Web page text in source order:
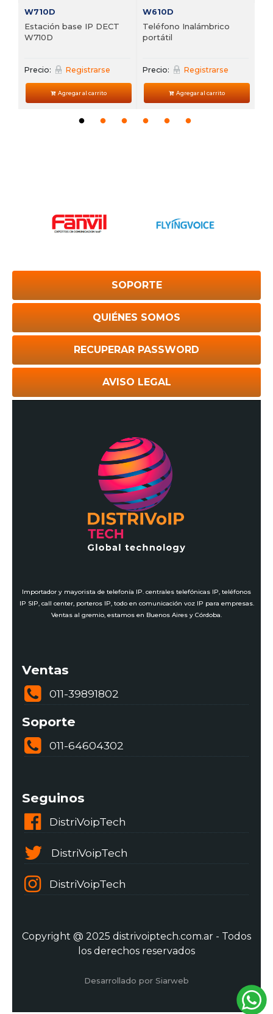
W710D
Estación base IP DECT
W710D
Precio: Registrarse
Agregar al carrito
W610D
Teléfono Inalámbrico
portátil
Precio: Registrarse
Agregar al carrito
SOPORTE
QUIÉNES SOMOS
RECUPERAR PASSWORD
AVISO LEGAL
Importador y mayorista de telefonía IP. centrales telefónicas IP, teléfonos
IP SIP, call center, porteros IP, todo en comunicación voz IP para empresas.
Ventas al gremio, estamos en Buenos Aires y Córdoba.
Ventas
011-39891802
Soporte
011-64604302
Seguinos
DistriVoipTech
DistriVoipTech
DistriVoipTech
Copyright @ 2025 distrivoiptech.com.ar - Todos
los derechos reservados
Desarrollado por Siarweb